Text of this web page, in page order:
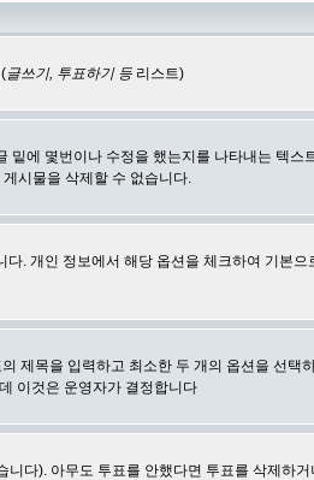
글쓰기, 투표하기 등 리스트)
에 몇번이나 수정을 했는지를 나타내는 텍스
시물을 삭제할 수 없습니다.
. 개인 정보에서 해당 옵션을 체크하여 기본으
제목을 입력하고 최소한 두 개의 옵션을 선택
이것은 운영자가 결정합니다
다). 아무도 투표를 안했다면 투표를 삭제하